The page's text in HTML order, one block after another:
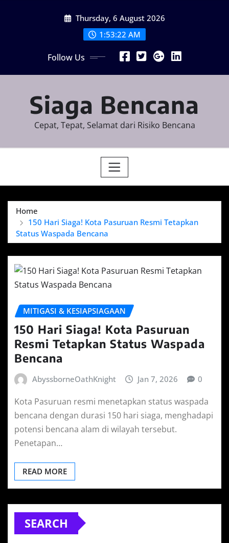
Thursday, 6 August 2026
1:53:23 AM
Follow Us
Siaga Bencana
Cepat, Tepat, Selamat dari Risiko Bencana
Home
150 Hari Siaga! Kota Pasuruan Resmi Tetapkan
Status Waspada Bencana
MITIGASI & KESIAPSIAGAAN
150 Hari Siaga! Kota Pasuruan
Resmi Tetapkan Status Waspada
Bencana
AbyssborneOathKnight Jan 7, 2026 0
Kota Pasuruan resmi menetapkan status waspada
bencana dengan durasi 150 hari siaga, menghadapi
potensi bencana alam di wilayah tersebut.
Penetapan…
READ MORE
SEARCH